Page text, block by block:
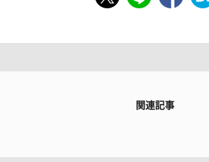
関連記事